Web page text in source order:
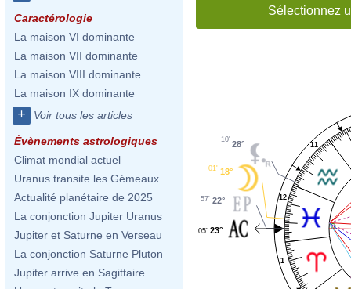
Caractérologie
La maison VI dominante
La maison VII dominante
La maison VIII dominante
La maison IX dominante
+ Voir tous les articles
Évènements astrologiques
Climat mondial actuel
Uranus transite les Gémeaux
Actualité planétaire de 2025
La conjonction Jupiter Uranus
Jupiter et Saturne en Verseau
La conjonction Saturne Pluton
Jupiter arrive en Sagittaire
Sélectionnez
1
11
12
28°
10'
18°
01'
22°
57'
23°
05'